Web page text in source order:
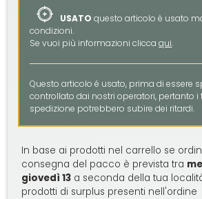
USATO questo articolo è usato
condizioni.
Se vuoi più informazioni cliccaqui.
Questo articolo é usato, prima di essere
controllato dai nostri operatori, pertanto i
spedizione potrebbero subire dei ritardi.
In base ai prodotti nel carrello se
consegna del pacco è prevista tra
giovedì 13 a seconda della tua
prodotti di surplus presenti nell'ordine